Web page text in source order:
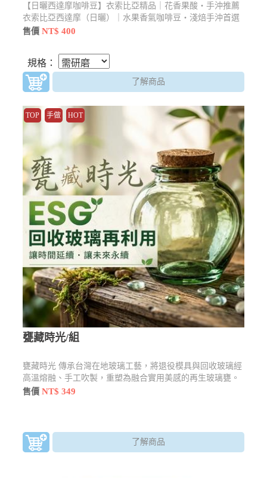
【日曬西達摩咖啡豆】衣索比亞精品｜花香果酸・手沖推薦
衣索比亞西達摩（日曬）｜水果香氣咖啡豆・淺焙手沖首選
西達摩日曬咖啡豆｜不苦帶果香・初學者也好上手。建議使
售價NT$ 400
規格：
了解商品
TOP 手做 HOT
甕藏時光/組
甕藏時光 傳承台灣在地玻璃工藝，將退役模具與回收玻璃經
高溫熔融、手工吹製，重塑為融合實用美感的再生玻璃甕。
讓舊物件重獲新生，用永續理念盛裝您的專屬故事
售價NT$ 349
了解商品